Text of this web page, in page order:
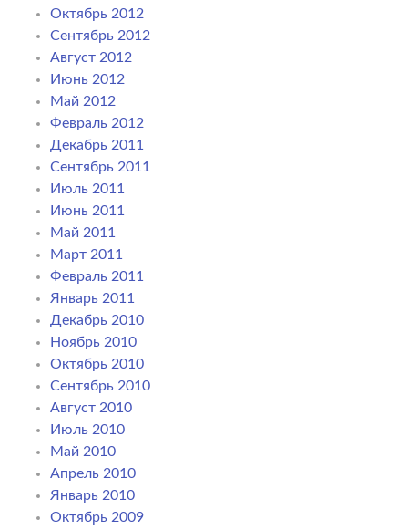
Октябрь 2012
Сентябрь 2012
Август 2012
Июнь 2012
Май 2012
Февраль 2012
Декабрь 2011
Сентябрь 2011
Июль 2011
Июнь 2011
Май 2011
Март 2011
Февраль 2011
Январь 2011
Декабрь 2010
Ноябрь 2010
Октябрь 2010
Сентябрь 2010
Август 2010
Июль 2010
Май 2010
Апрель 2010
Январь 2010
Октябрь 2009